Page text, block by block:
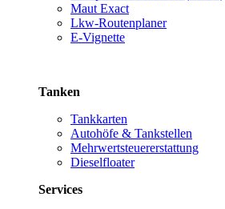
Maut Exact
Lkw-Routenplaner
E-Vignette
Tanken
Tankkarten
Autohöfe & Tankstellen
Mehrwertsteuererstattung
Dieselfloater
Services